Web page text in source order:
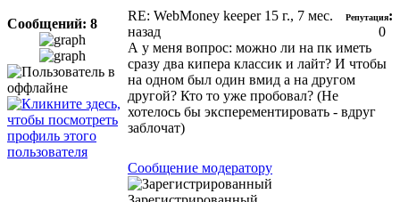
Сообщений: 8
RE: WebMoney keeper 15 г., 7 мес.
назад
Репутация:
0
А у меня вопрос: можно ли на пк иметь
сразу два кипера классик и лайт? И чтобы
на одном был один вмид а на другом
другой? Кто то уже пробовал? (Не
хотелось бы эксперементировать - вдруг
заблочат)
Сообщение модератору